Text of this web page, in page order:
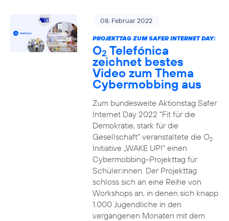
08. Februar 2022
PROJEKTTAG ZUM SAFER INTERNET DAY:
O2 Telefónica
zeichnet bestes
Video zum Thema
Cybermobbing aus
Zum bundesweite Aktionstag Safer
Internet Day 2022 “Fit für die
Demokratie, stark für die
Gesellschaft” veranstaltete die O2
Initiative „WAKE UP!“ einen
Cybermobbing-Projekttag für
Schüler:innen. Der Projekttag
schloss sich an eine Reihe von
Workshops an, in denen sich knapp
1.000 Jugendliche in den
vergangenen Monaten mit dem